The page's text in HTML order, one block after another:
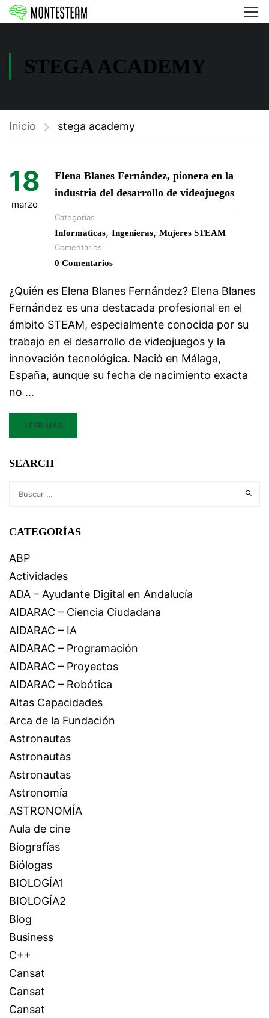
STEGA ACADEMY
Inicio stega academy
18
marzo
Elena Blanes Fernández, pionera en la
industria del desarrollo de videojuegos
Categorías
Informáticas, Ingenieras, Mujeres STEAM
Comentarios
0 Comentarios
¿Quién es Elena Blanes Fernández? Elena Blanes
Fernández es una destacada profesional en el
ámbito STEAM, especialmente conocida por su
trabajo en el desarrollo de videojuegos y la
innovación tecnológica. Nació en Málaga,
España, aunque su fecha de nacimiento exacta
no …
LEER MÁS
SEARCH
CATEGORÍAS
ABP
Actividades
ADA – Ayudante Digital en Andalucía
AIDARAC – Ciencia Ciudadana
AIDARAC – IA
AIDARAC – Programación
AIDARAC – Proyectos
AIDARAC – Robótica
Altas Capacidades
Arca de la Fundación
Astronautas
Astronautas
Astronautas
Astronomía
ASTRONOMÍA
Aula de cine
Biografías
Biólogas
BIOLOGÍA1
BIOLOGÍA2
Blog
Business
C++
Cansat
Cansat
Cansat